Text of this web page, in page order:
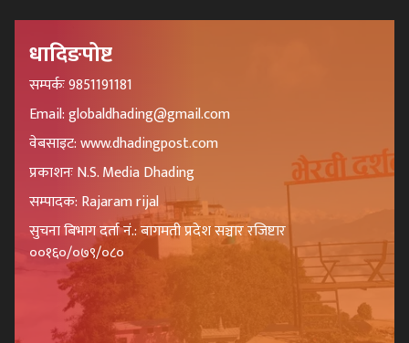
धादिङपोष्ट
सम्पर्कः 9851191181
Email: globaldhading@gmail.com
वेबसाइट: www.dhadingpost.com
प्रकाशनः N.S. Media Dhading
सम्पादक: Rajaram rijal
सुचना बिभाग दर्ता नं.: बागमती प्रदेश सञ्चार रजिष्टार
००१६०/०७९/०८०